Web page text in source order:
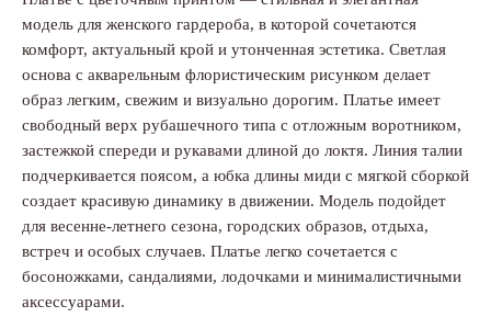
модель для женского гардероба, в которой сочетаются
комфорт, актуальный крой и утонченная эстетика. Светлая
основа с акварельным флористическим рисунком делает
образ легким, свежим и визуально дорогим. Платье имеет
свободный верх рубашечного типа с отложным воротником,
застежкой спереди и рукавами длиной до локтя. Линия талии
подчеркивается поясом, а юбка длины миди с мягкой сборкой
создает красивую динамику в движении. Модель подойдет
для весенне-летнего сезона, городских образов, отдыха,
встреч и особых случаев. Платье легко сочетается с
босоножками, сандалиями, лодочками и минималистичными
аксессуарами.